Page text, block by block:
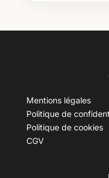
Mentions légales
Politique de
Politique de cookies
CGV